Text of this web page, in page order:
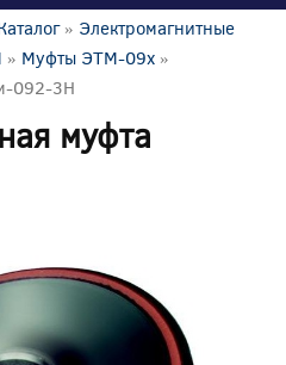
» Электромагнитные
» Муфты ЭТМ-09x »
092-3Н
муфта